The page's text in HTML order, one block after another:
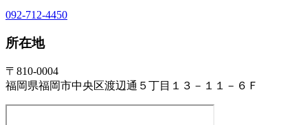
092-712-4450
所在地
〒810-0004
福岡県福岡市中央区渡辺通５丁目１３－１１－６Ｆ